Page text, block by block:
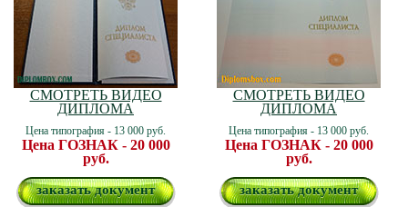
СМОТРЕТЬ ВИДЕО
ДИПЛОМА
Цена типография - 13 000 руб.
Цена ГОЗНАК - 20 000
руб.
заказать документ
СМОТРЕТЬ ВИДЕО
ДИПЛОМА
Цена типография - 13 000 руб.
Цена ГОЗНАК - 20 000
руб.
заказать документ